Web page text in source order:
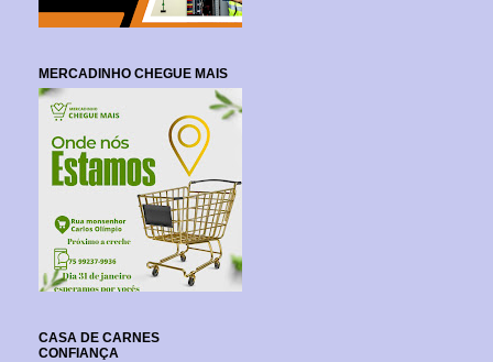
MERCADINHO CHEGUE MAIS
CASA DE CARNES
CONFIANÇA